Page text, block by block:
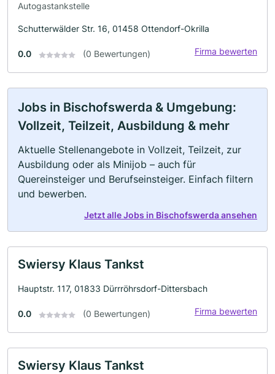
Autogastankstelle
Schutterwälder Str. 16, 01458 Ottendorf-Okrilla
0.0 (0 Bewertungen) Firma bewerten
Jobs in Bischofswerda & Umgebung:
Vollzeit, Teilzeit, Ausbildung & mehr
Aktuelle Stellenangebote in Vollzeit, Teilzeit, zur
Ausbildung oder als Minijob – auch für
Quereinsteiger und Berufseinsteiger. Einfach filtern
und bewerben.
Jetzt alle Jobs in Bischofswerda ansehen
Swiersy Klaus Tankst
Hauptstr. 117, 01833 Dürrröhrsdorf-Dittersbach
0.0 (0 Bewertungen) Firma bewerten
Swiersy Klaus Tankst